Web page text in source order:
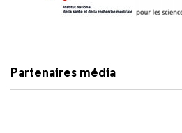
Partenaires média